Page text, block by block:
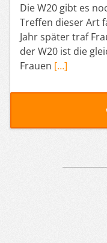
Die W20 gibt es
Treffen dieser Art
Jahr später traf
der W20 ist die
Frauen […]